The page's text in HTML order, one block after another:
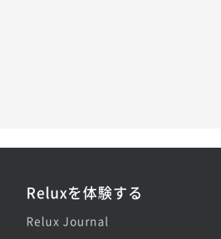
Reluxを体験する
Relux Journal